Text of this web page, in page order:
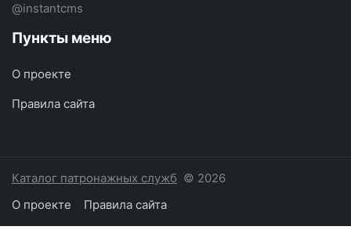
@instantcms
Пункты меню
О проекте
Правила сайта
Каталог патронажных служб © 2026
О проекте
Правила сайта